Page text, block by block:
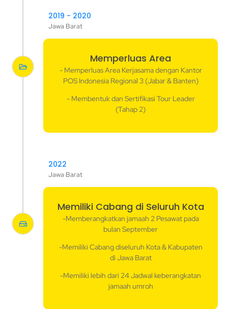
2019 - 2020
Jawa Barat
Memperluas Area
- Memperluas Area Kerjasama dengan Kantor
POS Indonesia Regional 3 (Jabar & Banten)
- Membentuk dan Sertifikasi Tour Leader
(Tahap 2)
2022
Jawa Barat
Memiliki Cabang di Seluruh Kota
-Memberangkatkan jamaah 2 Pesawat pada
bulan September
-Memiliki Cabang diseluruh Kota & Kabupaten
di Jawa Barat
-Memiliki lebih dari 24 Jadwal keberangkatan
jamaah umroh